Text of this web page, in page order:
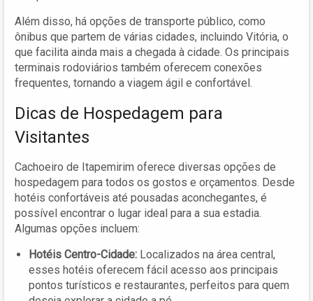
Além disso, há opções de transporte público, como
ônibus que partem de várias cidades, incluindo Vitória, o
que facilita ainda mais a chegada à cidade. Os principais
terminais rodoviários também oferecem conexões
frequentes, tornando a viagem ágil e confortável.
Dicas de Hospedagem para
Visitantes
Cachoeiro de Itapemirim oferece diversas opções de
hospedagem para todos os gostos e orçamentos. Desde
hotéis confortáveis até pousadas aconchegantes, é
possível encontrar o lugar ideal para a sua estadia.
Algumas opções incluem:
Hotéis Centro-Cidade: Localizados na área central,
esses hotéis oferecem fácil acesso aos principais
pontos turísticos e restaurantes, perfeitos para quem